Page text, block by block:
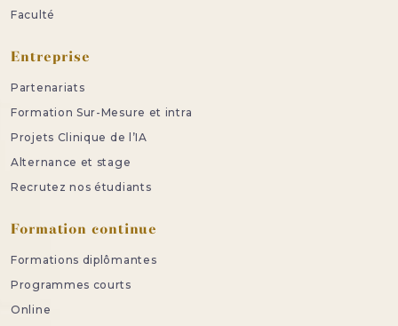
Faculté
Entreprise
Partenariats
Formation Sur-Mesure et intra
Projets Clinique de l’IA
Alternance et stage
Recrutez nos étudiants
Formation continue
Formations diplômantes
Programmes courts
Online